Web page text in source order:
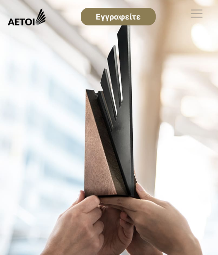
Εγγραφείτε